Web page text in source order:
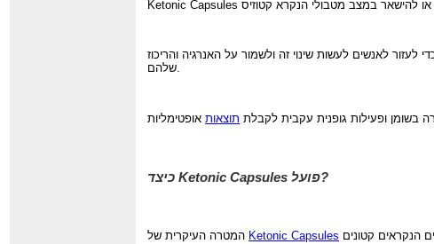
לאנשים לעשות שינוי זה ולשמור על האנרגיה והריכוז
שלהם.
בשומן ופעילות גופנית עקבית לקבלת תוצאות
כיצדKetonic Capsulesפועל?
Ketonic Capsules